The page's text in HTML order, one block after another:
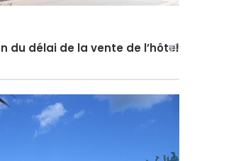
du délai de la vente de l’hôtel